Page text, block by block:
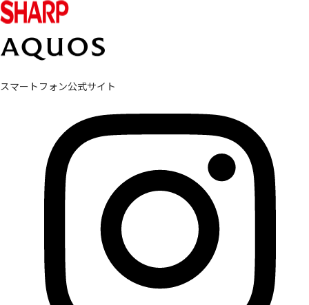
スマートフォン公式サイト